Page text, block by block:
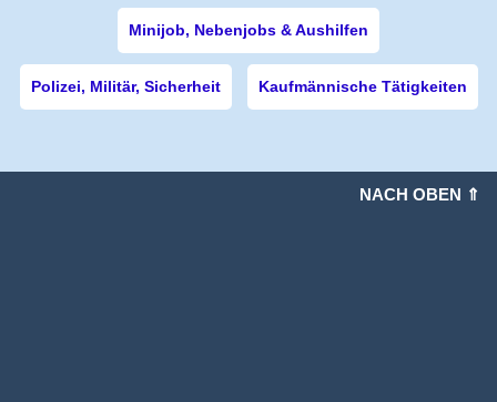
Minijob, Nebenjobs & Aushilfen
Polizei, Militär, Sicherheit Kaufmännische Tätigkeiten
NACH OBEN ⇑